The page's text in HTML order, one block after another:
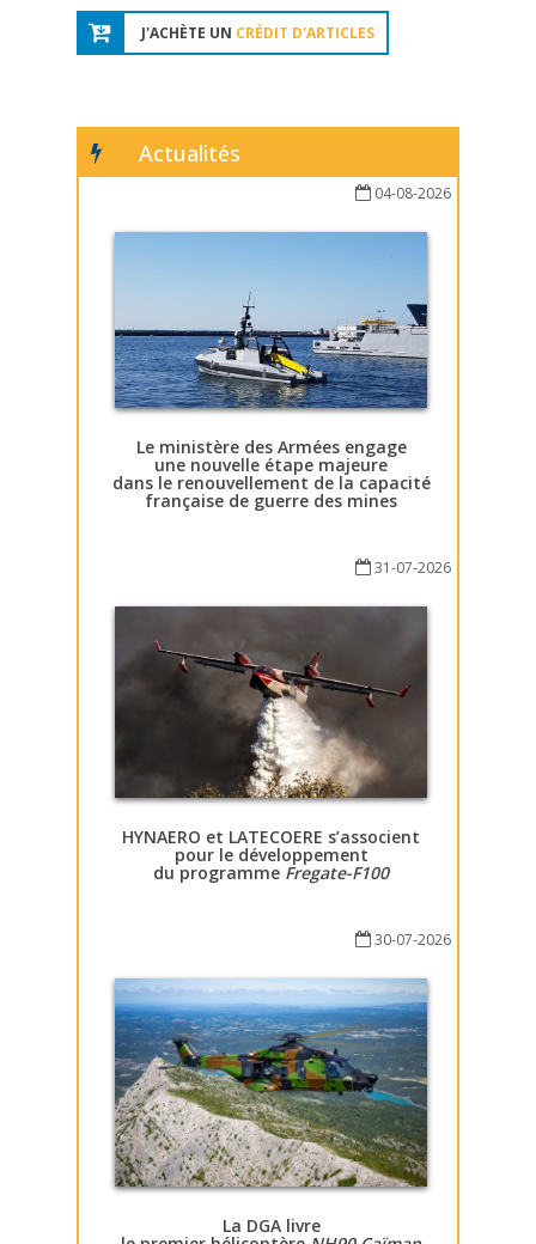
J'ACHÈTE UN CRÉDIT D'ARTICLES
Actualités
04-08-2026
Le ministère des Armées engage
une nouvelle étape majeure
dans le renouvellement de la capacité
française de guerre des mines
31-07-2026
HYNAERO et LATECOERE s’associent
pour le développement
du programme Fregate-F100
30-07-2026
La DGA livre